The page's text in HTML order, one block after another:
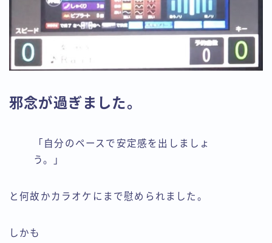
邪念が過ぎました。
「自分のペースで安定感を出しましょ
う。」
と何故かカラオケにまで慰められました。
しかも